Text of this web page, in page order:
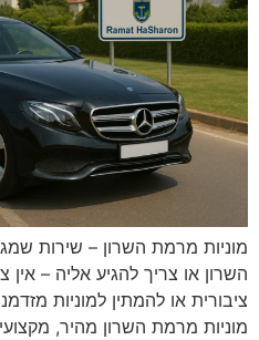
מוניות מרמת השרון – שירות
השרון או צריך להגיע אליה –
מוניות מרמת השרון מהיר,